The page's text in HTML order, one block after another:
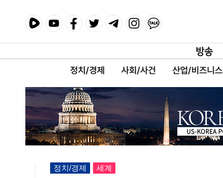
정치/경제 사회/사건 산업/비즈니스
정치/경제 세계